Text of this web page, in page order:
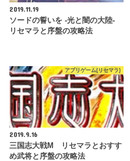
2019.11.19
ソードの誓いを -光と闇の大陸-
リセマラと序盤の攻略法
アプリゲーム(リセマラ)
2019.9.16
三国志大戦M リセマラとおすす
め武将と序盤の攻略法